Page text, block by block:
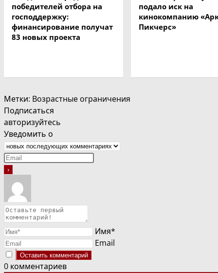
победителей отбора на
господдержку:
финансирование получат
83 новых проекта
подало иск на
кинокомпанию
Пикчерс»
Метки: Возрастные ограничения
Подписаться
авторизуйтесь
Уведомить о
Имя*
Email
0 комментариев